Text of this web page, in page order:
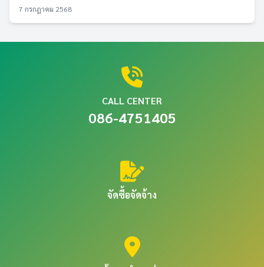
7 กรกฎาคม 2568
CALL CENTER
086-4751405
จัดซื้อจัดจ้าง